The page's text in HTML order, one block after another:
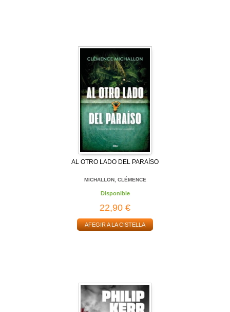
AL OTRO LADO DEL PARAÍSO
MICHALLON, CLÉMENCE
Disponible
22,90 €
AFEGIR A LA CISTELLA